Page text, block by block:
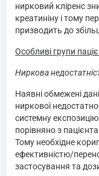
нирковий кліренс
креатиніну і тому
призводить до
Особливі групи
Ниркова
Наявні обмежені
ниркової
системну експозицію
порівняно з
Тому необхідне
ефективністю/
застосування та